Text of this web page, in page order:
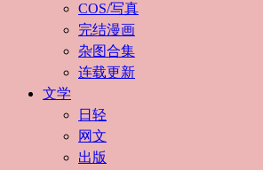
COS/写真
完结漫画
杂图合集
连载更新
文学
日轻
网文
出版